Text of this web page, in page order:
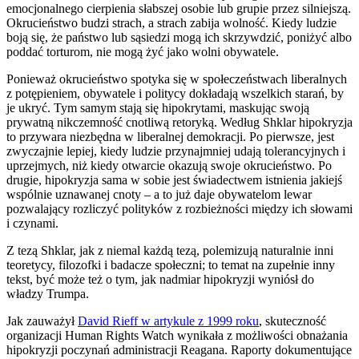
emocjonalnego cierpienia słabszej osobie lub grupie przez silniejszą.
Okrucieństwo budzi strach, a strach zabija wolność. Kiedy ludzie
boją się, że państwo lub sąsiedzi mogą ich skrzywdzić, poniżyć albo
poddać torturom, nie mogą żyć jako wolni obywatele.
Ponieważ okrucieństwo spotyka się w społeczeństwach liberalnych
z potępieniem, obywatele i politycy dokładają wszelkich starań, by
je ukryć. Tym samym stają się hipokrytami, maskując swoją
prywatną nikczemność cnotliwą retoryką. Według Shklar hipokryzja
to przywara niezbędna w liberalnej demokracji. Po pierwsze, jest
zwyczajnie lepiej, kiedy ludzie przynajmniej udają tolerancyjnych i
uprzejmych, niż kiedy otwarcie okazują swoje okrucieństwo. Po
drugie, hipokryzja sama w sobie jest świadectwem istnienia jakiejś
wspólnie uznawanej cnoty – a to już daje obywatelom lewar
pozwalający rozliczyć polityków z rozbieżności między ich słowami
i czynami.
Z tezą Shklar, jak z niemal każdą tezą, polemizują naturalnie inni
teoretycy, filozofki i badacze społeczni; to temat na zupełnie inny
tekst, być może też o tym, jak nadmiar hipokryzji wyniósł do
władzy Trumpa.
Jak zauważyłDavid Rieff w artykule z 1999 roku, skuteczność
organizacji Human Rights Watch wynikała z możliwości obnażania
hipokryzji poczynań administracji Reagana. Raporty dokumentujące